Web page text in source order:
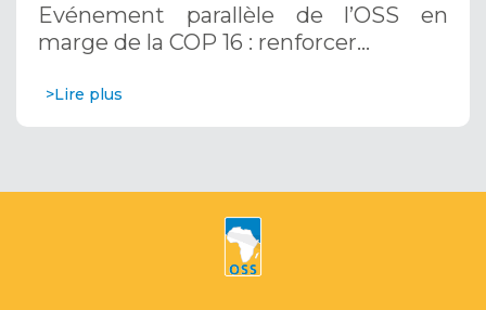
Systèmes d’Alerte Précoce
Multirisques. 12 décembre 2024
Evénement parallèle de l’OSS en
marge de la COP 16 : renforcer…
>Lire plus